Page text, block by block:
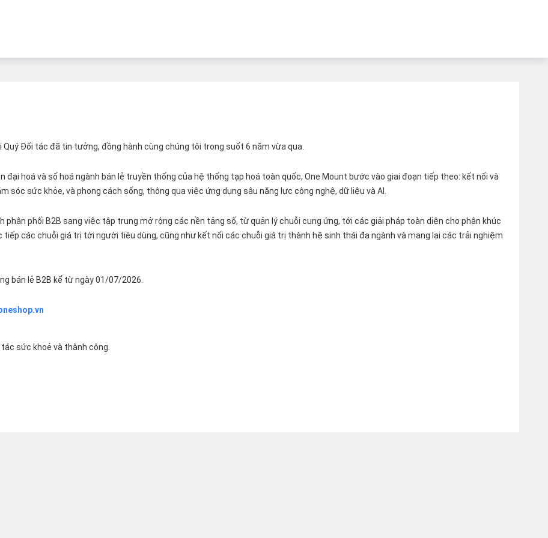
Đối tác đã tin tưởng, đồng hành cùng chúng tôi trong suốt 6 năm vừa qua.
hoá và số hoá ngành bán lẻ truyền thống của hệ thống tạp hoá toàn quốc, One Mount bước vào giai đoạn tiếp theo: kết nối và
sóc sức khỏe, và phong cách sống, thông qua việc ứng dụng sâu năng lực công nghệ, dữ liệu và AI.
phân phối B2B sang việc tập trung mở rộng các nền tảng số, từ quản lý chuỗi cung ứng, tới các giải pháp toàn diện cho phân khúc
các chuỗi giá trị tới người tiêu dùng, cũng như kết nối các chuỗi giá trị thành hệ sinh thái đa ngành và mang lại các trải nghiệm
bán lẻ B2B kể từ ngày 01/07/2026.
sức khoẻ và thành công.